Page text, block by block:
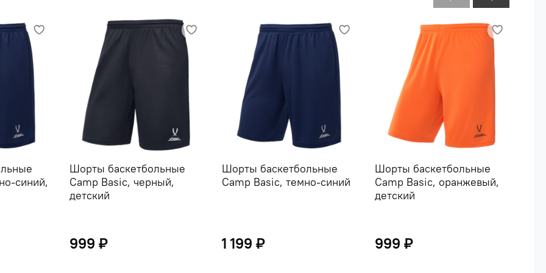
синий,
Шорты баскетбольные
Camp Basic, черный,
детский
999 ₽
Шорты баскетбольные
Camp Basic, темно-синий
1 199 ₽
Шорты баскетбольные
Camp Basic, оранжевый,
детский
999 ₽